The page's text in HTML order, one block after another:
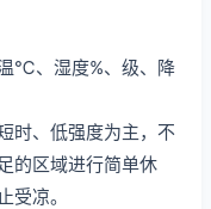
℃、湿度%、级、降
时、低强度为主，不
的区域进行简单休
受凉。